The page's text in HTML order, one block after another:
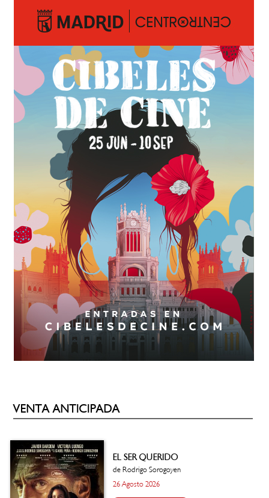
VENTA ANTICIPADA
EL SER QUERIDO
de Rodrigo Sorogoyen
26 Agosto 2026